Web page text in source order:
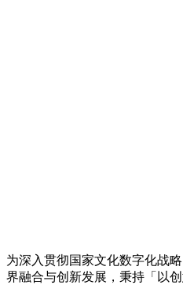
为深入贯彻国家文化数字化战
界融合与创新发展，秉持「以